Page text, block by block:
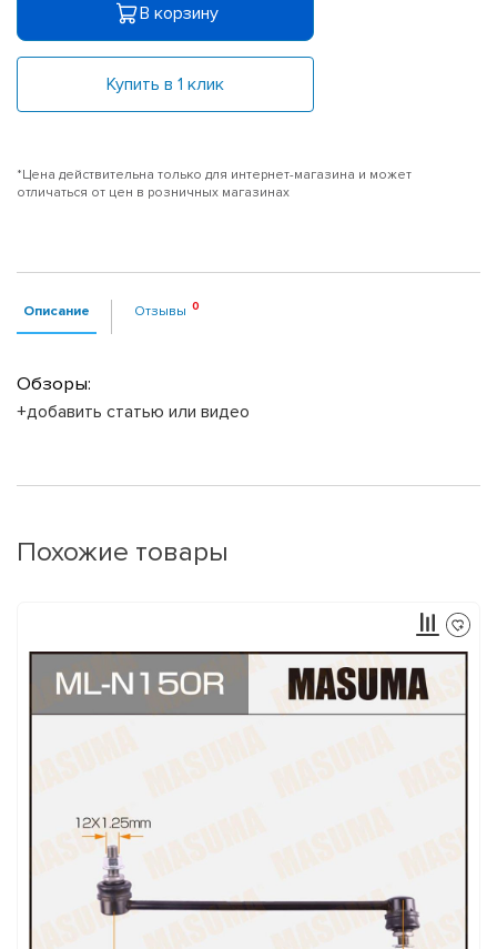
В корзину
Купить в 1 клик
*Цена действительна только для интернет-магазина и может
отличаться от цен в розничных магазинах
Описание Отзывы
Обзоры:
+добавить статью или видео
Похожие товары